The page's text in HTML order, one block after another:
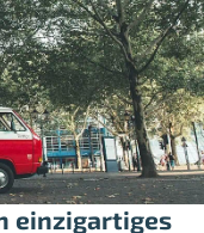
einzigartiges